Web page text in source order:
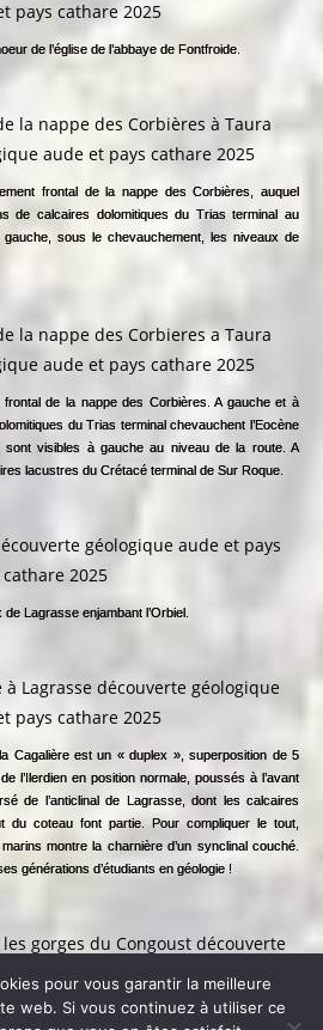
de l’église de l’abbaye de Fontfroide.
frontal de la nappe des Corbières, auquel
de calcaires dolomitiques du Trias terminal au
sous le chevauchement, les niveaux de
de la nappe des Corbières. A gauche et à
du Trias terminal chevauchent l’Eocène
visibles à gauche au niveau de la route. A
lacustres du Crétacé terminal de Sur Roque.
Lagrasse enjambant l’Orbiel.
Cagalière est un « duplex », superposition de 5
l’Ilerdien en position normale, poussés à l’avant
de l’anticlinal de Lagrasse, dont les calcaires
du coteau font partie. Pour compliquer le tout,
montre la charnière d’un synclinal couché.
générations d’étudiants en géologie !
les calcaires lacustres du Rognacien
pour vous garantir la meilleure
web. Si vous continuez à utiliser ce